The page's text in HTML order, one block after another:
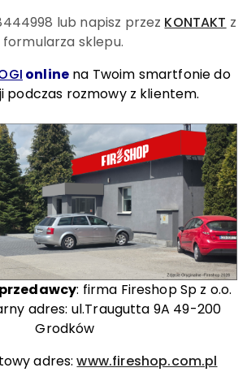
lub napisz przez KONTAKT z
formularza sklepu.
online na Twoim smartfonie do
podczas rozmowy z klientem.
: firma Fireshop Sp z o.o.
adres: ul.Traugutta 9A 49-200
Grodków
adres:www.fireshop.com.pl